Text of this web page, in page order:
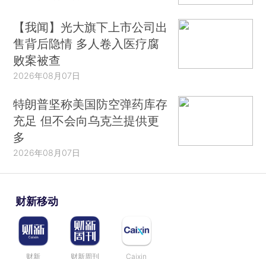
【我闻】光大旗下上市公司出
售背后隐情 多人卷入医疗腐
败案被查
2026年08月07日
特朗普坚称美国防空弹药库存
充足 但不会向乌克兰提供更
多
2026年08月07日
财新移动
财新 财新周刊 Caixin